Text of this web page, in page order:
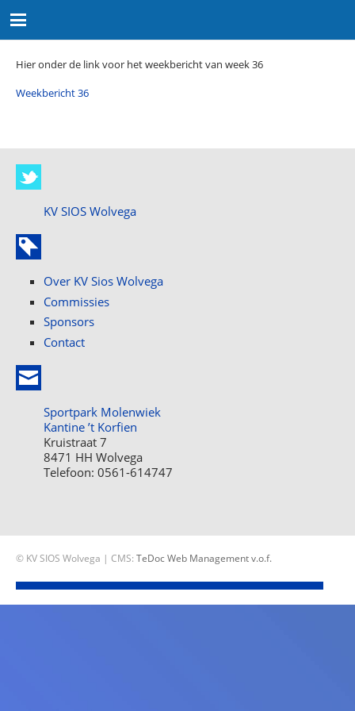
Hier onder de link voor het weekbericht van week 36
Weekbericht 36
KV SIOS Wolvega
Over KV Sios Wolvega
Commissies
Sponsors
Contact
Sportpark Molenwiek
Kantine ’t Korfien
Kruistraat 7
8471 HH Wolvega
Telefoon: 0561-614747
© KV SIOS Wolvega | CMS: TeDoc Web Management v.o.f.